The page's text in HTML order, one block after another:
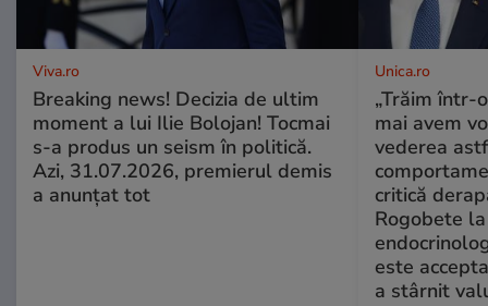
Viva.ro
Breaking news! Decizia de ultim
moment a lui Ilie Bolojan! Tocmai
s-a produs un seism în politică.
Azi, 31.07.2026, premierul demis
a anunțat tot
Unica.ro
„Trăim într-
mai avem
vederea
critică
Rogobete
este
a stârnit